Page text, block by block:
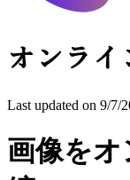
オンラ
Last updated on 9/7/
画像を